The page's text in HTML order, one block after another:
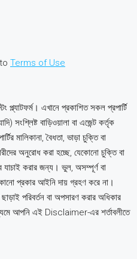
Terms of Use
এখানে প্রকাশিত সকল প্রপার্টি
সংশ্লিষ্ট বাড়িওয়ালা বা এজেন্ট কর্তৃক
মালিকানা, বৈধতা, ভাড়া চুক্তি বা
অনুরোধ করা হচ্ছে, যেকোনো চুক্তি বা
যাচাই করার জন্য। ভুল, অসম্পূর্ণ বা
প্রকার আইনি দায় গ্রহণ করে না।
পরিবর্তন বা অপসারণ করার অধিকার
আপনি এই Disclaimer-এর শর্তাবলীতে